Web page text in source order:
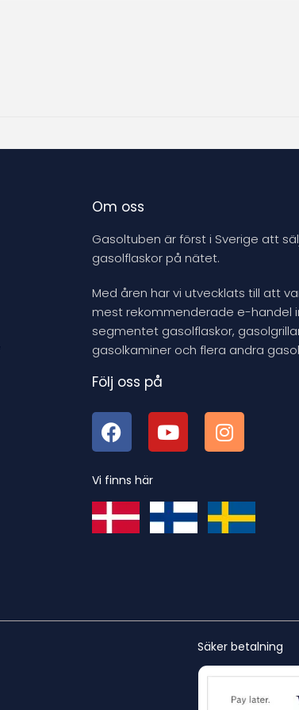
Om oss
Gasoltuben är först i Sverige att
gasolflaskor på nätet.
Med åren har vi utvecklats till att
mest rekommenderade e-handel
segmentet gasolflaskor,
gasolkaminer och flera andra
Följ oss på
Vi finns här
Säker betalning